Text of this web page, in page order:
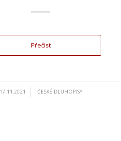
Přečíst
17.11.2021
/ ČESKÉ DLUHOPISY